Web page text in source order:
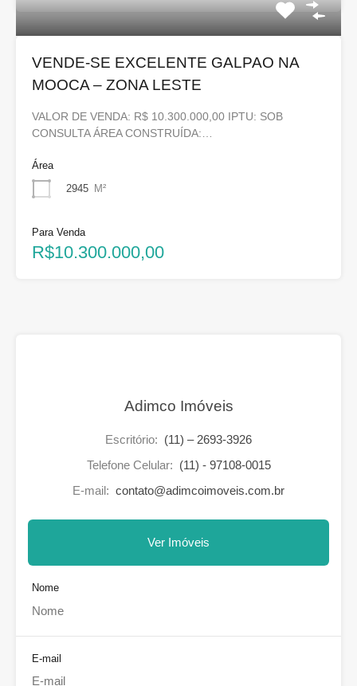
VENDE-SE EXCELENTE GALPAO NA
MOOCA – ZONA LESTE
VALOR DE VENDA: R$ 10.300.000,00 IPTU: SOB
CONSULTA ÁREA CONSTRUÍDA:…
Área
2945 M²
Para Venda
R$10.300.000,00
Adimco Imóveis
Escritório: (11) – 2693-3926
Telefone Celular: (11) - 97108-0015
E-mail: contato@adimcoimoveis.com.br
Ver Imóveis
Nome
E-mail